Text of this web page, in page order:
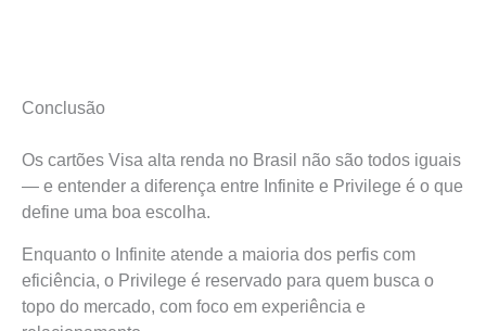
Conclusão
Os cartões Visa alta renda no Brasil não são todos iguais
— e entender a diferença entre Infinite e Privilege é o que
define uma boa escolha.
Enquanto o Infinite atende a maioria dos perfis com
eficiência, o Privilege é reservado para quem busca o
topo do mercado, com foco em experiência e